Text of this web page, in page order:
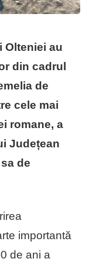
Olteniei au
din cadrul
de
cele mai
romane, a
Județean
de
importantă
de ani a